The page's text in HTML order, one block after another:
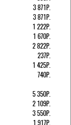
3 871Р.
3 871Р.
1 222Р.
1 670Р.
2 822Р.
237Р.
1 425Р.
740Р.
5 350Р.
2 109Р.
3 550Р.
1 917Р.